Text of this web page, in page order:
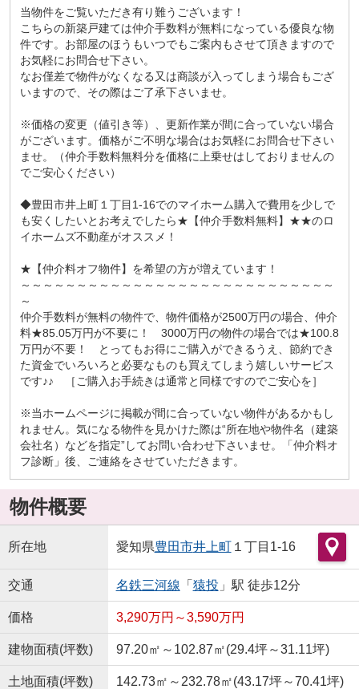
当物件をご覧いただき有り難うございます！
こちらの新築戸建ては仲介手数料が無料になっている優良な物
件です。お部屋のほうもいつでもご案内もさせて頂きますので
お気軽にお問合せ下さい。
なお僅差で物件がなくなる又は商談が入ってしまう場合もござ
いますので、その際はご了承下さいませ。
※価格の変更（値引き等）、更新作業が間に合っていない場合
がございます。価格がご不明な場合はお気軽にお問合せ下さい
ませ。（仲介手数料無料分を価格に上乗せはしておりませんの
でご安心ください）
◆豊田市井上町１丁目1-16でのマイホーム購入で費用を少しで
も安くしたいとお考えでしたら★【仲介手数料無料】★★のロ
イホームズ不動産がオススメ！
★【仲介料オフ物件】を希望の方が増えています！
～～～～～～～～～～～～～～～～～～～～～～～～～～～～
～
仲介手数料が無料の物件で、物件価格が2500万円の場合、仲介
料★85.05万円が不要に！ 3000万円の物件の場合では★100.8
万円が不要！ とってもお得にご購入ができるうえ、節約でき
た資金でいろいろと必要なものも買えてしまう嬉しいサービス
です♪♪ ［ご購入お手続きは通常と同様ですのでご安心を］
※当ホームページに掲載が間に合っていない物件があるかもし
れません。気になる物件を見かけた際は“所在地や物件名（建築
会社名）などを指定”してお問い合わせ下さいませ。「仲介料オ
フ診断」後、ご連絡をさせていただきます。
物件概要
所在地 愛知県豊田市井上町１丁目1-16
交通 名鉄三河線 「 猿投 」駅 徒歩12分
価格 3,290万円～3,590万円
建物面積(坪数) 97.20㎡～102.87㎡(29.4坪～31.11坪)
土地面積(坪数) 142.73㎡～232.78㎡(43.17坪～70.41坪)